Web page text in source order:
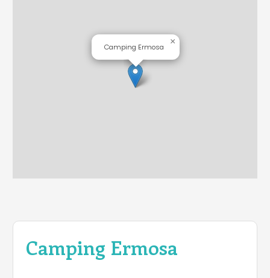
Camping Ermosa
Camping Ermosa
×